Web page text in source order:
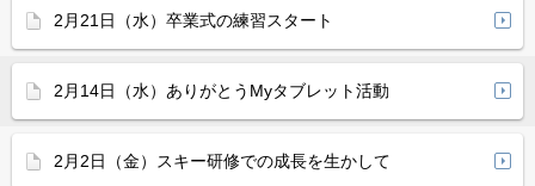
2月21日（水）卒業式の練習スタート
2月14日（水）ありがとうMyタブレット活動
2月2日（金）スキー研修での成長を生かして